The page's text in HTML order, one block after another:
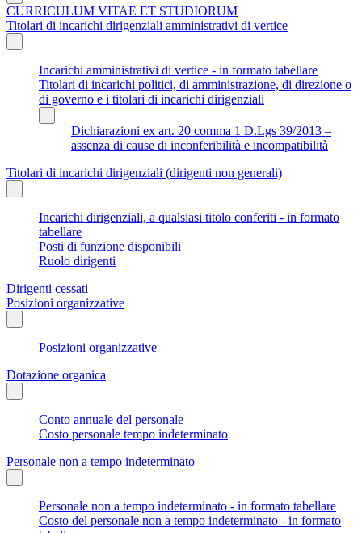
CURRICULUM VITAE ET STUDIORUM
Titolari di incarichi dirigenziali amministrativi di vertice
Incarichi amministrativi di vertice - in formato tabellare
Titolari di incarichi politici, di amministrazione, di direzione o
di governo e i titolari di incarichi dirigenziali
Dichiarazioni ex art. 20 comma 1 D.Lgs 39/2013 –
assenza di cause di inconferibilità e incompatibilità
Titolari di incarichi dirigenziali (dirigenti non generali)
Incarichi dirigenziali, a qualsiasi titolo conferiti - in formato
tabellare
Posti di funzione disponibili
Ruolo dirigenti
Dirigenti cessati
Posizioni organizzative
Posizioni organizzative
Dotazione organica
Conto annuale del personale
Costo personale tempo indeterminato
Personale non a tempo indeterminato
Personale non a tempo indeterminato - in formato tabellare
Costo del personale non a tempo indeterminato - in formato